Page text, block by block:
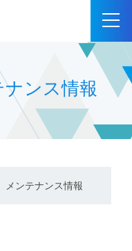
ンス情報
メンテナンス情報